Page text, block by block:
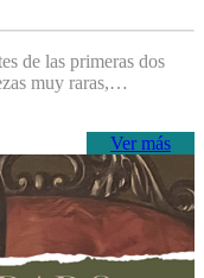
de las primeras dos
muy raras,…
Ver más